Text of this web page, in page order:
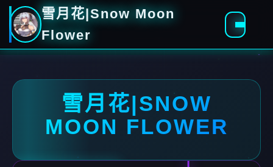
雪月花|Snow Moon
Flower
雪月花|SNOW
MOON FLOWER